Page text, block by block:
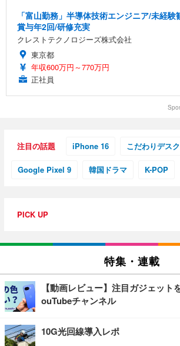
「富山勤務」半導体技術エンジニア/未経
賞与年2回/研修充実
クレストテクノロジーズ株式会社
東京都
年収600万円～770万円
正社員
注目の話題 iPhone 16 こだわりデス
Google Pixel 9 韓国ドラマ K-POP
PICK UP
特集・連載
【動画レビュー】注目ガジェット
ouTubeチャンネル
10G光回線導入レポ